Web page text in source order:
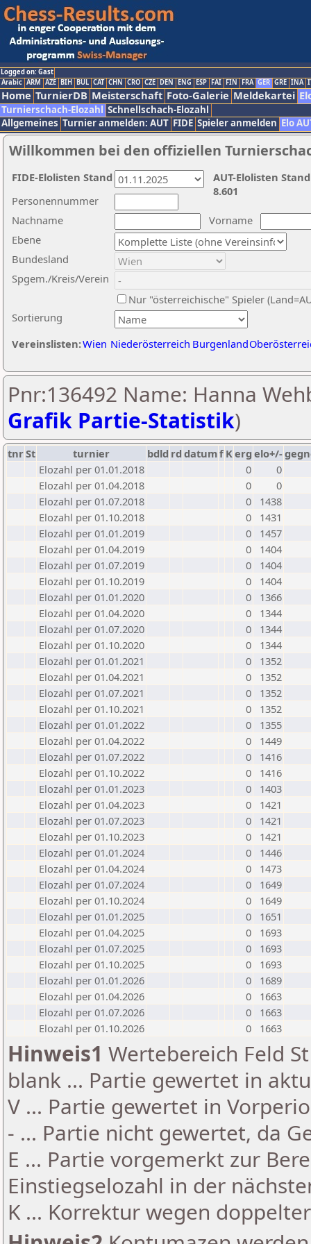
Logged on: Gast
Arabic ARM AZE BIH BUL CAT CHN CRO CZE DEN ENG ESP FAI FIN FRA GER GRE INA
Home TurnierDB Meisterschaft Foto-Galerie Meldekartei
Turnierschach-Elozahl Schnellschach-Elozahl
Allgemeines Turnier anmelden: AUT FIDE Spieler anmelden Elo
Willkommen bei den offiziellen
Nachname
Vorname
Ebene
Sortierung
Personennummer
Bundesland
Spgem./Kreis/Verein
Nur "österreichische" Spieler
Vereinslisten:Wien Niederösterreich Burgenland
AUT-Elolisten
8.601
FIDE-Elolisten Stand
Pnr:136492 Name: Hanna
Grafik Partie-Statistik)
tnrSt turnier bdld rd datumf Kerg elo+/-
Elozahl per 01.01.2018
0
0
Elozahl per 01.04.2018
0
0
Elozahl per 01.07.2018
0
1438
Elozahl per 01.10.2018
0
1431
Elozahl per 01.01.2019
0
1457
Elozahl per 01.04.2019
0
1404
Elozahl per 01.07.2019
0
1404
Elozahl per 01.10.2019
0
1404
Elozahl per 01.01.2020
0
1366
Elozahl per 01.04.2020
0
1344
Elozahl per 01.07.2020
0
1344
Elozahl per 01.10.2020
0
1344
Elozahl per 01.01.2021
0
1352
Elozahl per 01.04.2021
0
1352
Elozahl per 01.07.2021
0
1352
Elozahl per 01.10.2021
0
1352
Elozahl per 01.01.2022
0
1355
Elozahl per 01.04.2022
0
1449
Elozahl per 01.07.2022
0
1416
Elozahl per 01.10.2022
0
1416
Elozahl per 01.01.2023
0
1403
Elozahl per 01.04.2023
0
1421
Elozahl per 01.07.2023
0
1421
Elozahl per 01.10.2023
0
1421
Elozahl per 01.01.2024
0
1446
Elozahl per 01.04.2024
0
1473
Elozahl per 01.07.2024
0
1649
Elozahl per 01.10.2024
0
1649
Elozahl per 01.01.2025
0
1651
Elozahl per 01.04.2025
0
1693
Elozahl per 01.07.2025
0
1693
Elozahl per 01.10.2025
0
1693
Elozahl per 01.01.2026
0
1689
Elozahl per 01.04.2026
0
1663
Elozahl per 01.07.2026
0
1663
Elozahl per 01.10.2026
0 1663
Hinweis1 Wertebereich Feld
blank ... Partie gewertet in
V ... Partie gewertet in
- ... Partie nicht gewertet, da
E ... Partie vorgemerkt zur
Einstiegselozahl in der
K ... Korrektur wegen